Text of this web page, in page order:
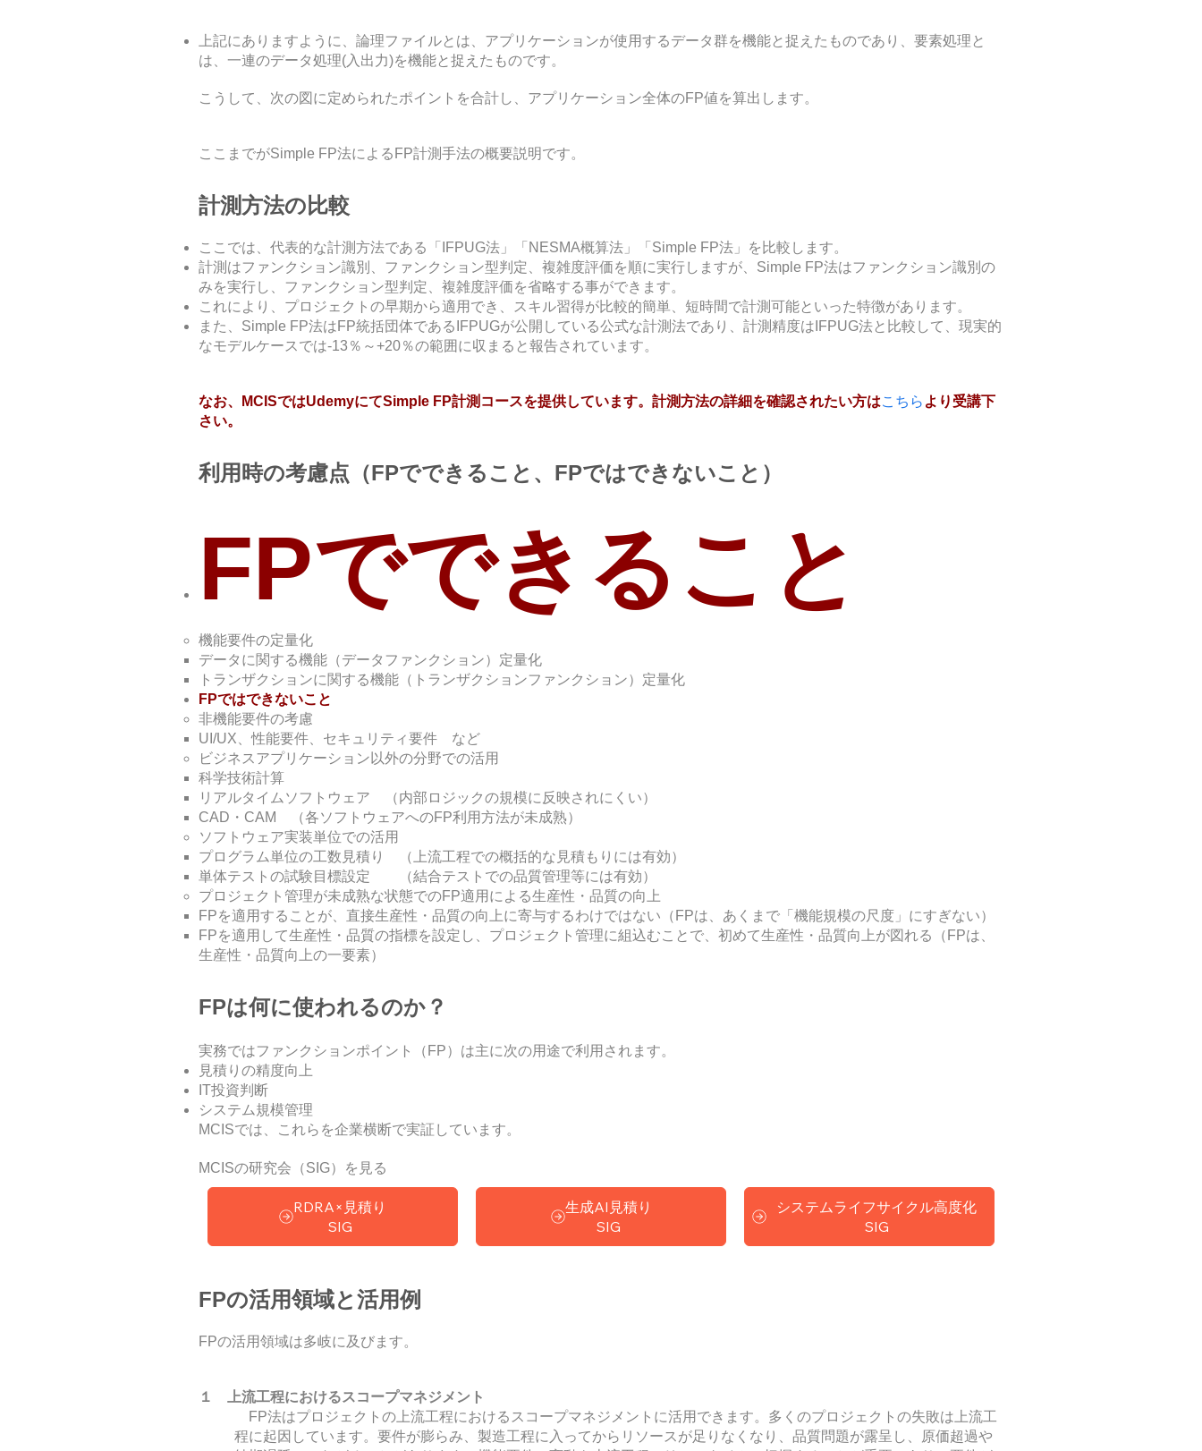
１ 上流工程におけるスコープマネジメント
FP法はプロジェクトの上流工程におけるスコープマネジメントに活用できます。多くのプロジェクトの失敗は上流工
程に起因しています。要件が膨らみ、製造工程に入ってからリソースが足りなくなり、品質問題が露呈し、原価超過や
FPの活用領域は多岐に及びます。
FPの活用領域と活用例
システムライフサイクル高度化
SIG
生成AI見積り
SIG
RDRA×見積り
SIG
MCISの研究会（SIG）を見る
実務ではファンクションポイント（FP）は主に次の用途で利用されます。
見積りの精度向上
IT投資判断
システム規模管理
MCISでは、これらを企業横断で実証しています。
FPは何に使われるのか？
FPでできること
機能要件の定量化
データに関する機能（データファンクション）定量化
トランザクションに関する機能（トランザクションファンクション）定量化
FPではできないこと
非機能要件の考慮
UI/UX、性能要件、セキュリティ要件 など
ビジネスアプリケーション以外の分野での活用
科学技術計算
リアルタイムソフトウェア （内部ロジックの規模に反映されにくい）
CAD・CAM （各ソフトウェアへのFP利用方法が未成熟）
ソフトウェア実装単位での活用
プログラム単位の工数見積り （上流工程での概括的な見積もりには有効）
単体テストの試験目標設定 （結合テストでの品質管理等には有効）
プロジェクト管理が未成熟な状態でのFP適用による生産性・品質の向上
FPを適用することが、直接生産性・品質の向上に寄与するわけではない（FPは、あくまで「機能規模の尺度」にすぎない）
FPを適用して生産性・品質の指標を設定し、プロジェクト管理に組込むことで、初めて生産性・品質向上が図れる（FPは、
生産性・品質向上の一要素）
利用時の考慮点（FPでできること、FPではできないこと）
なお、MCISではUdemyにてSimple FP計測コースを提供しています。計測方法の詳細を確認されたい方はこちら より受講下
さい。
ここでは、代表的な計測方法である「IFPUG法」「NESMA概算法」「Simple FP法」を比較します。
計測はファンクション識別、ファンクション型判定、複雑度評価を順に実行しますが、Simple FP法はファンクション識別の
みを実行し、ファンクション型判定、複雑度評価を省略する事ができます。
これにより、プロジェクトの早期から適用でき、スキル習得が比較的簡単、短時間で計測可能といった特徴があります。
また、Simple FP法はFP統括団体であるIFPUGが公開している公式な計測法であり、計測精度はIFPUG法と比較して、現実的
なモデルケースでは-13％～+20％の範囲に収まると報告されています。
計測方法の比較
ここまでがSimple FP法によるFP計測手法の概要説明です。
こうして、次の図に定められたポイントを合計し、アプリケーション全体のFP値を算出します。
上記にありますように、論理ファイルとは、アプリケーションが使用するデータ群を機能と捉えたものであり、要素処理と
は、一連のデータ処理(入出力)を機能と捉えたものです。